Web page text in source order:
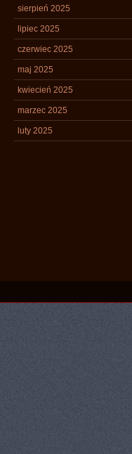
sierpień 2025
lipiec 2025
czerwiec 2025
maj 2025
kwiecień 2025
marzec 2025
luty 2025